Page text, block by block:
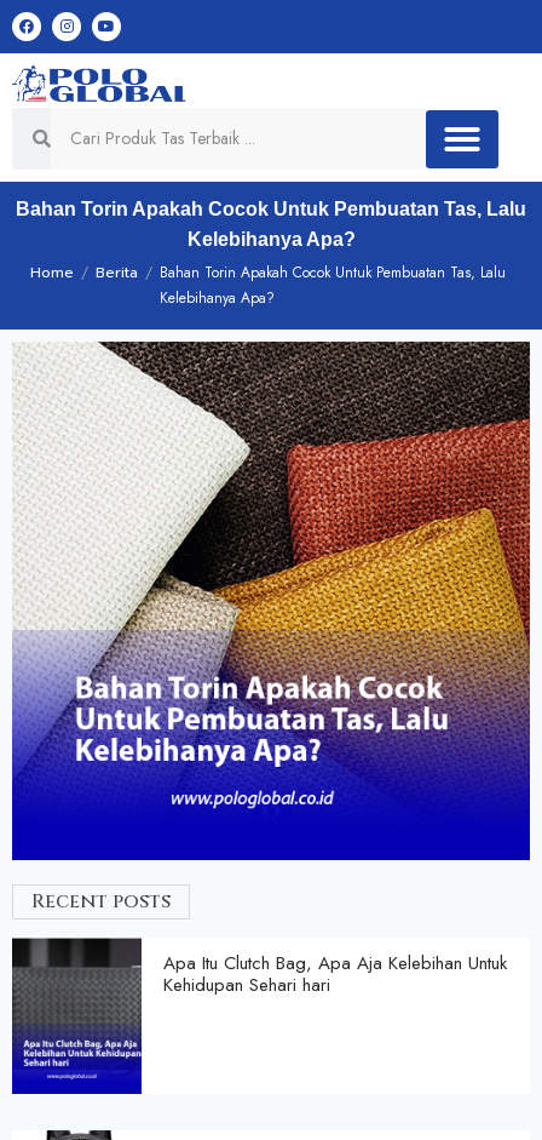
Bahan Torin Apakah Cocok Untuk Pembuatan Tas, Lalu
Kelebihanya Apa?
Home / Berita / Bahan Torin Apakah Cocok Untuk Pembuatan Tas, Lalu
Kelebihanya Apa?
Recent posts
Apa Itu Clutch Bag, Apa Aja Kelebihan Untuk
Kehidupan Sehari hari